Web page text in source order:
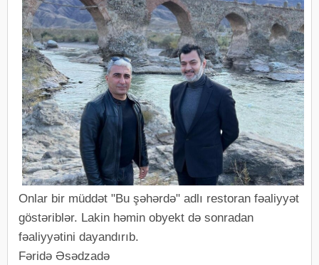
Onlar bir müddət "Bu şəhərdə" adlı restoran fəaliyyət
göstəriblər. Lakin həmin obyekt də sonradan
fəaliyyətini dayandırıb.
Fəridə Əsədzadə